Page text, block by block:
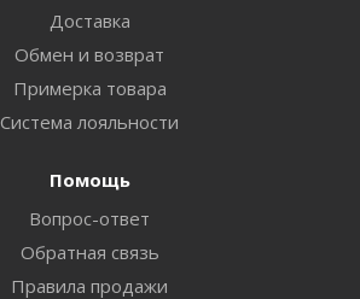
Доставка
Обмен и возврат
Примерка товара
Система лояльности
Помощь
Вопрос-ответ
Обратная связь
Правила продажи